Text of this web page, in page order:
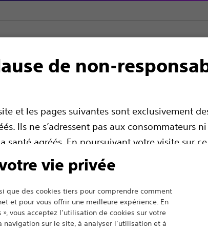
de non-
et les pages suivantes sont exclusivement
Ils ne s’adressent pas aux consommateurs
santé agréés. En poursuivant votre visite sur
agréé. Sinon, vous devez immédiatement
même si ce site contient des informations,
à être utilisés par des professionnels de
des conseils médicaux de professionnel.
pour obtenir des renseignements en
Stimulation de la moelle épinière Sondes
PRO 16 Lead Kit
The first and
vie privée
que des cookies tiers pour comprendre comment
et pour vous offrir une meilleure expérience. En
vous acceptez l’utilisation de cookies sur votre
sur le site, à analyser l’utilisation et à